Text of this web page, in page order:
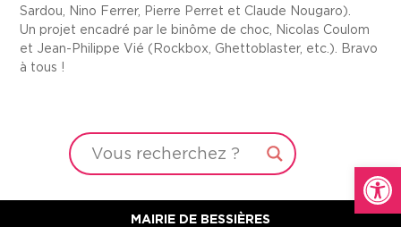
Ouvrir
Sardou, Nino Ferrer, Pierre Perret et Claude Nougaro).
Un projet encadré par le binôme de choc, Nicolas Coulom
et Jean-Philippe Vié (Rockbox, Ghettoblaster, etc.). Bravo
à tous !
MAIRIE DE BESSIÈRES